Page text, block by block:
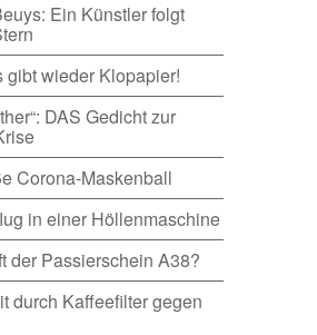
Ein Künstler folgt
gibt wieder Klopapier!
DAS Gedicht zur
Corona-Maskenball
in einer Höllenmaschine
der Passierschein A38?
durch Kaffeefilter gegen